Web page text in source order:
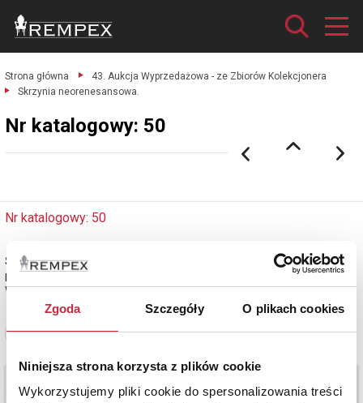
Zgoda Szczegóły O plikach cookies
Niniejsza strona korzysta z plików cookie
Wykorzystujemy pliki cookie do spersonalizowania treści
Strona główna
43. Aukcja Wyprzedażowa - ze Zbiorów Kolekcjonera
Skrzynia neorenesansowa.
Nr katalogowy: 50
Nr katalogowy: 50
Skrzynia neorenesansowa
Włochy, 2 poł. XIX w.
Zobacz pełne informacje